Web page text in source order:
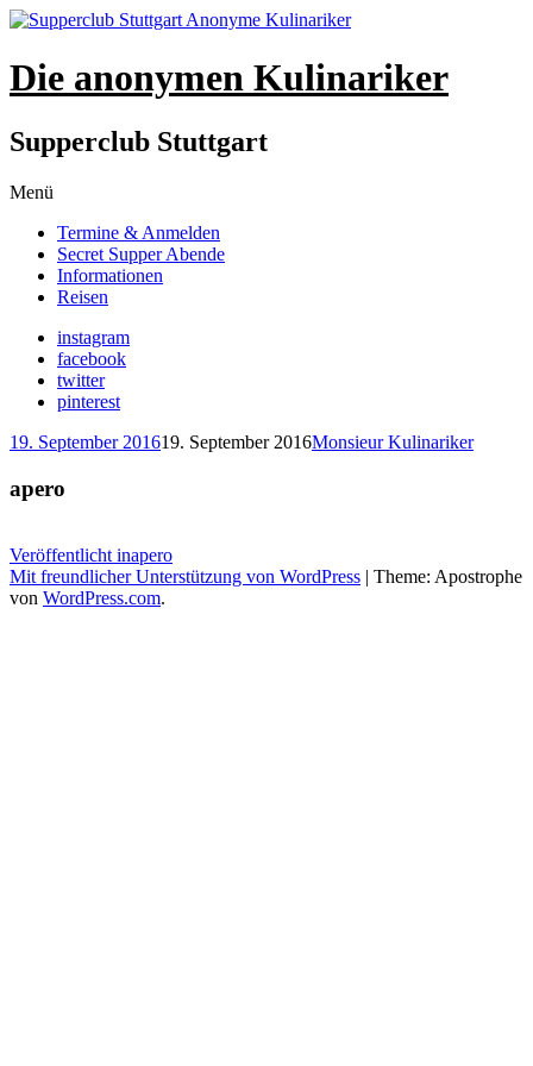
Die anonymen Kulinariker
Supperclub Stuttgart
Menü
springen
Termine & Anmelden
Secret Supper Abende
Informationen
Reisen
instagram
facebook
twitter
pinterest
19. September 201619. September 2016Monsieur Kulinariker
apero
Beitragsnavigation
Veröffentlicht inapero
Mit freundlicher Unterstützung von WordPress | Theme: Apostrophe
von WordPress.com.